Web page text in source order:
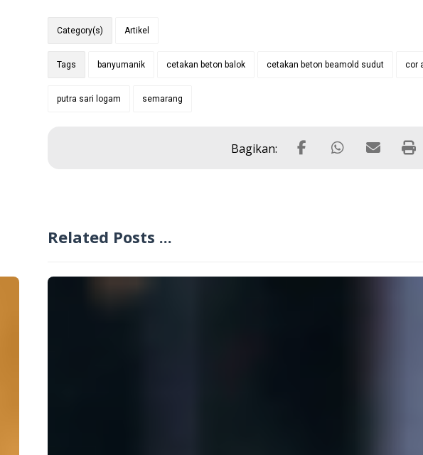
Category(s) Artikel
Tags banyumanik cetakan beton balok cetakan beton beamold sudut cor
putra sari logam semarang
Related Posts ...